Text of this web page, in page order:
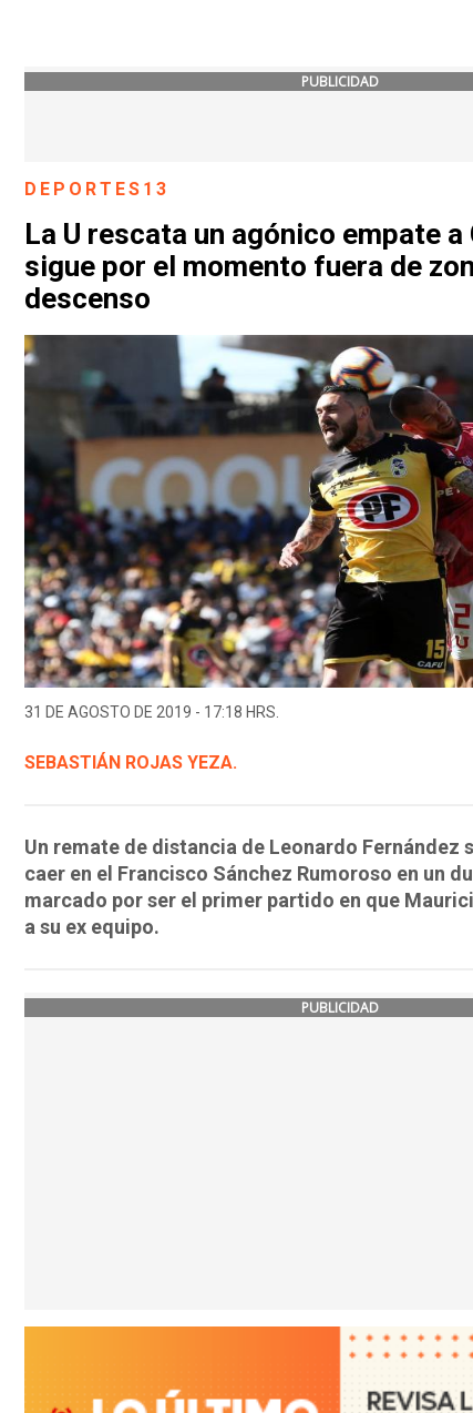
PUBLICIDAD
DEPORTES13
La U rescata un agónico empate a
sigue por el momento fuera de
descenso
31 DE AGOSTO DE 2019 - 17:18 HRS.
SEBASTIÁN ROJAS YEZA.
Un remate de distancia de Leonardo Fernández
caer en el Francisco Sánchez Rumoroso en un
marcado por ser el primer partido en que
a su ex equipo.
PUBLICIDAD